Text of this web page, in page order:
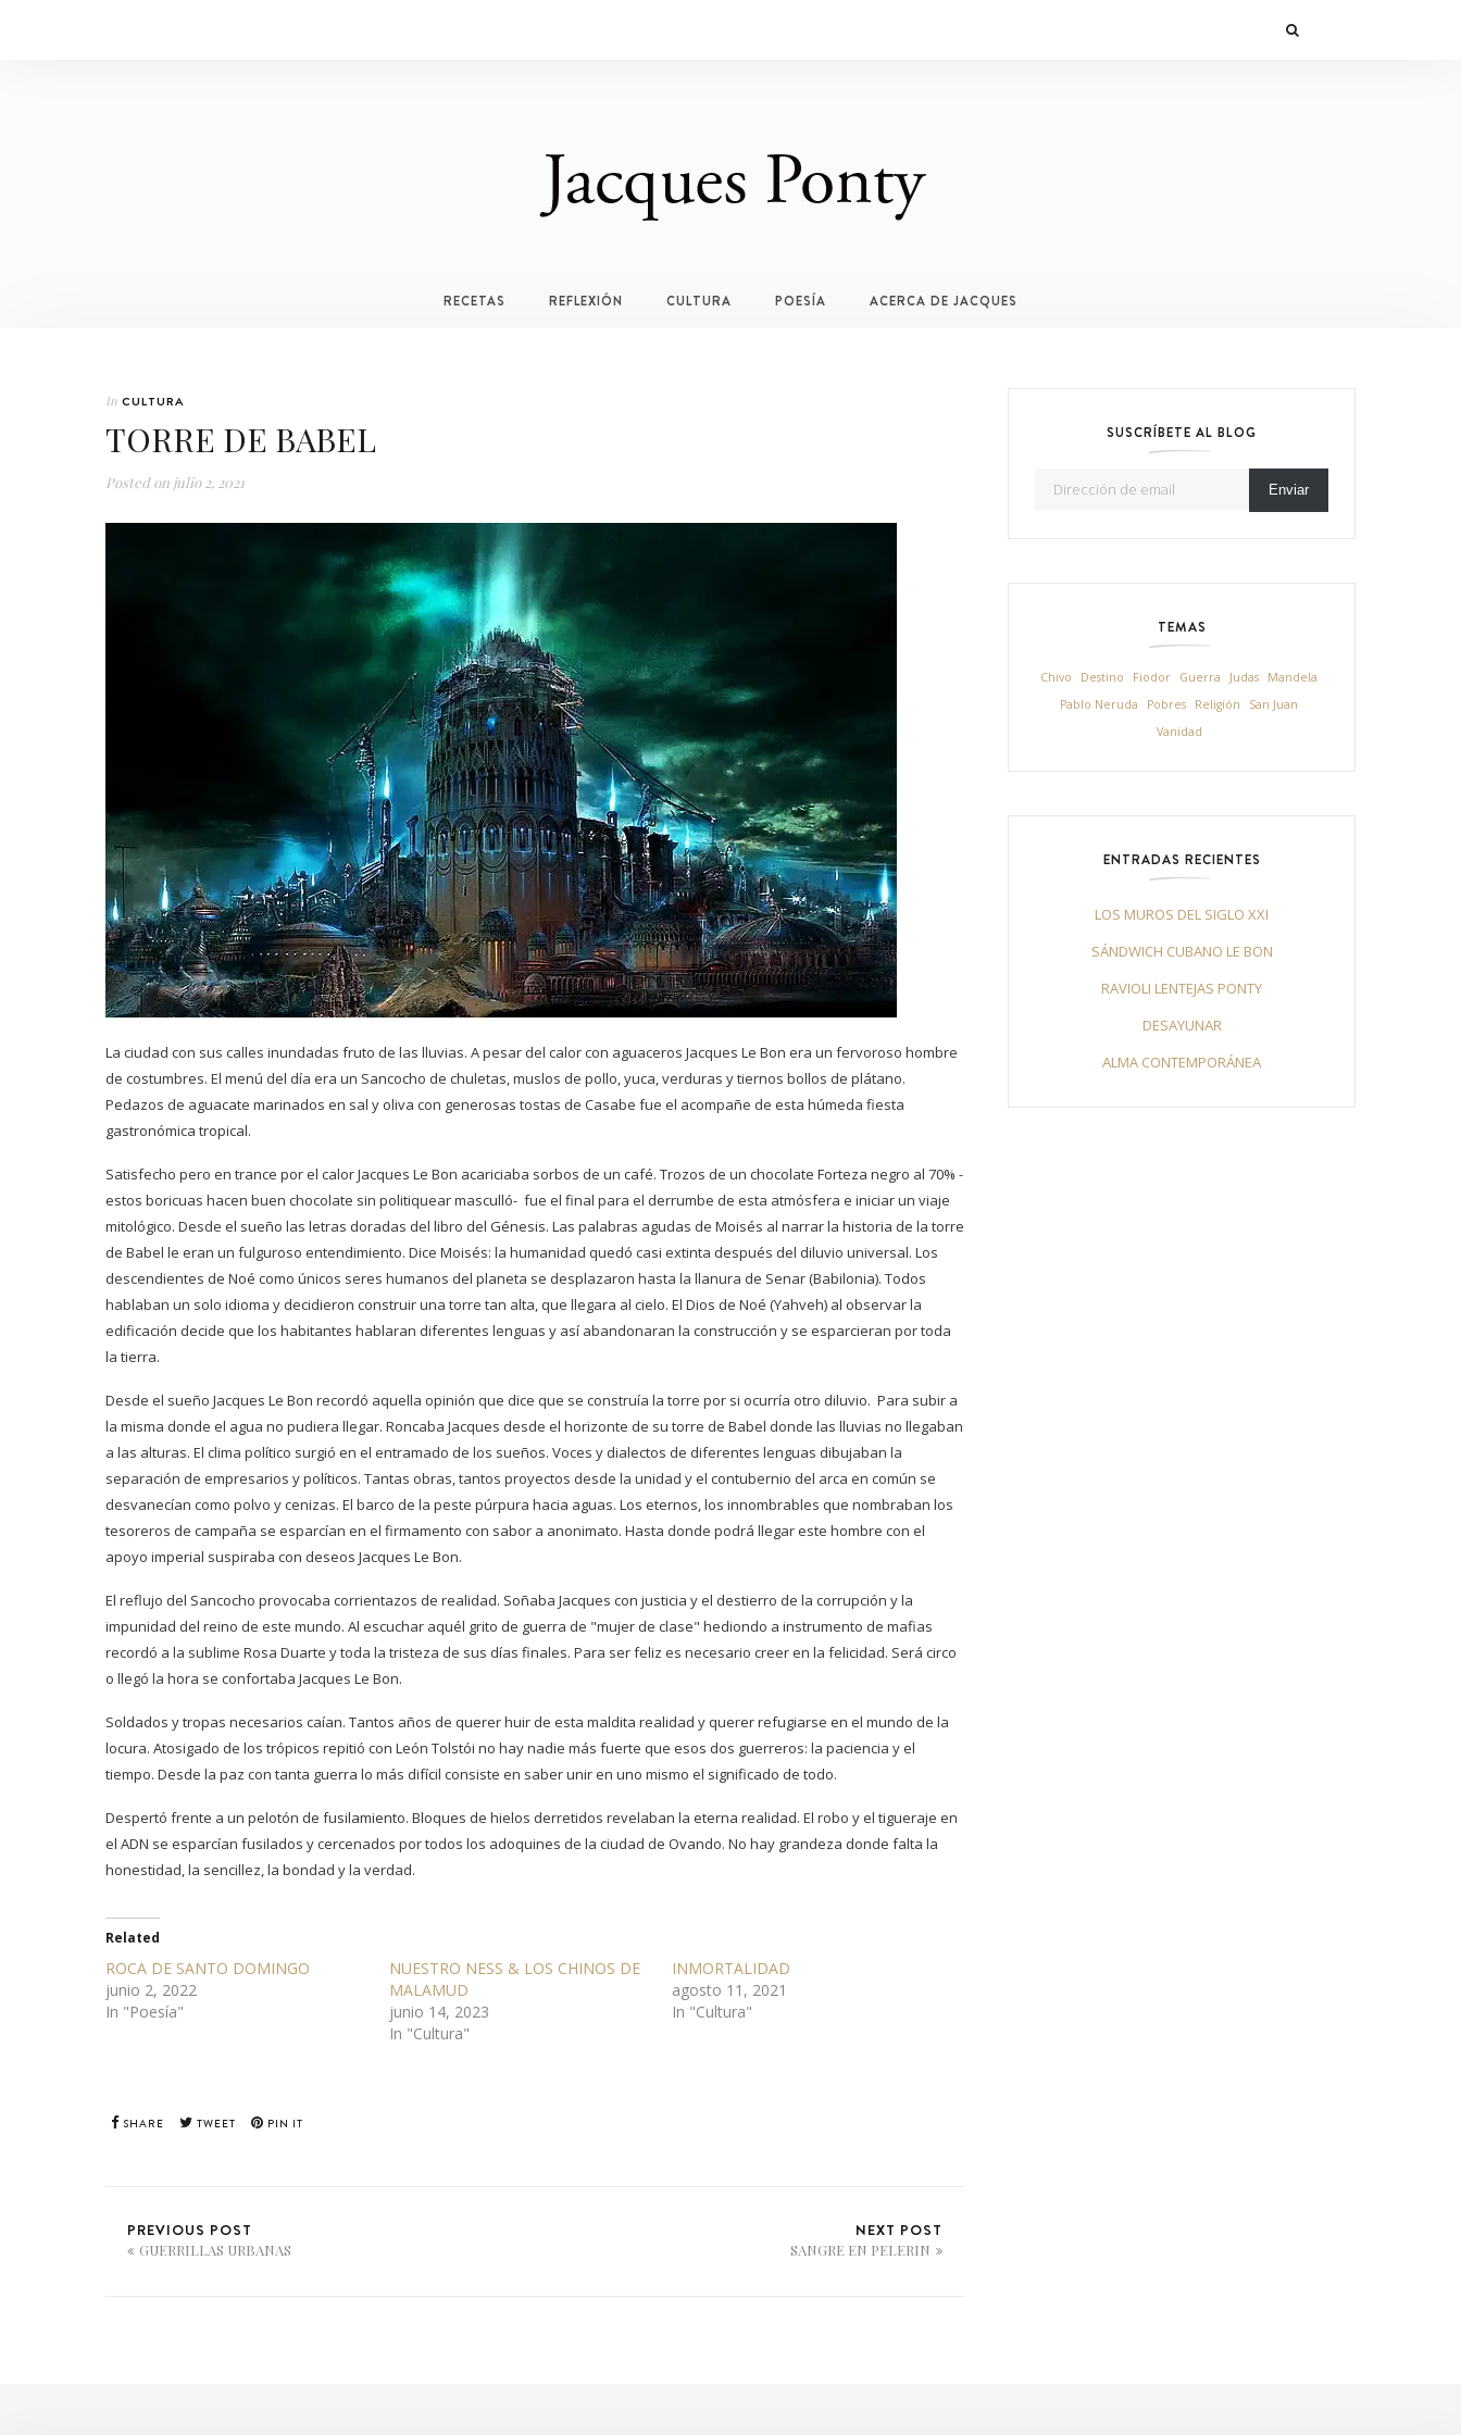
RECETAS REFLEXIÓN CULTURA POESÍA ACERCA DE JACQUES
In CULTURA
TORRE DE BABEL
Posted on julio 2, 2021
La ciudad con sus calles inundadas fruto de las lluvias. A pesar del calor con aguaceros Jacques Le Bon era un fervoroso hombre
de costumbres. El menú del día era un Sancocho de chuletas, muslos de pollo, yuca, verduras y tiernos bollos de plátano.
Pedazos de aguacate marinados en sal y oliva con generosas tostas de Casabe fue el acompañe de esta húmeda fiesta
gastronómica tropical.
Satisfecho pero en trance por el calor Jacques Le Bon acariciaba sorbos de un café. Trozos de un chocolate Forteza negro al 70% -
estos boricuas hacen buen chocolate sin politiquear masculló- fue el final para el derrumbe de esta atmósfera e iniciar un viaje
mitológico. Desde el sueño las letras doradas del libro del Génesis. Las palabras agudas de Moisés al narrar la historia de la torre
de Babel le eran un fulguroso entendimiento. Dice Moisés: la humanidad quedó casi extinta después del diluvio universal. Los
descendientes de Noé como únicos seres humanos del planeta se desplazaron hasta la llanura de Senar (Babilonia). Todos
hablaban un solo idioma y decidieron construir una torre tan alta, que llegara al cielo. El Dios de Noé (Yahveh) al observar la
edificación decide que los habitantes hablaran diferentes lenguas y así abandonaran la construcción y se esparcieran por toda
la tierra.
Desde el sueño Jacques Le Bon recordó aquella opinión que dice que se construía la torre por si ocurría otro diluvio. Para subir a
la misma donde el agua no pudiera llegar. Roncaba Jacques desde el horizonte de su torre de Babel donde las lluvias no llegaban
a las alturas. El clima político surgió en el entramado de los sueños. Voces y dialectos de diferentes lenguas dibujaban la
separación de empresarios y políticos. Tantas obras, tantos proyectos desde la unidad y el contubernio del arca en común se
desvanecían como polvo y cenizas. El barco de la peste púrpura hacia aguas. Los eternos, los innombrables que nombraban los
tesoreros de campaña se esparcían en el firmamento con sabor a anonimato. Hasta donde podrá llegar este hombre con el
apoyo imperial suspiraba con deseos Jacques Le Bon.
El reflujo del Sancocho provocaba corrientazos de realidad. Soñaba Jacques con justicia y el destierro de la corrupción y la
impunidad del reino de este mundo. Al escuchar aquél grito de guerra de "mujer de clase" hediondo a instrumento de mafias
recordó a la sublime Rosa Duarte y toda la tristeza de sus días finales. Para ser feliz es necesario creer en la felicidad. Será circo
o llegó la hora se confortaba Jacques Le Bon.
Soldados y tropas necesarios caían. Tantos años de querer huir de esta maldita realidad y querer refugiarse en el mundo de la
locura. Atosigado de los trópicos repitió con León Tolstói no hay nadie más fuerte que esos dos guerreros: la paciencia y el
tiempo. Desde la paz con tanta guerra lo más difícil consiste en saber unir en uno mismo el significado de todo.
Despertó frente a un pelotón de fusilamiento. Bloques de hielos derretidos revelaban la eterna realidad. El robo y el tigueraje en
el ADN se esparcían fusilados y cercenados por todos los adoquines de la ciudad de Ovando. No hay grandeza donde falta la
honestidad, la sencillez, la bondad y la verdad.
Related
ROCA DE SANTO DOMINGO
junio 2, 2022
In "Poesía"
NUESTRO NESS & LOS CHINOS DE
MALAMUD
junio 14, 2023
In "Cultura"
INMORTALIDAD
agosto 11, 2021
In "Cultura"
SHARE TWEET PIN IT
PREVIOUS POST
GUERRILLAS URBANAS
NEXT POST
SANGRE EN PELERIN
SUSCRÍBETE AL BLOG
Enviar
TEMAS
Chivo Destino Fiodor Guerra Judas
Mandela
Pablo Neruda
Pobres Religión
San Juan
Vanidad
ENTRADAS RECIENTES
LOS MUROS DEL SIGLO XXI
SÁNDWICH CUBANO LE BON
RAVIOLI LENTEJAS PONTY
DESAYUNAR
ALMA CONTEMPORÁNEA